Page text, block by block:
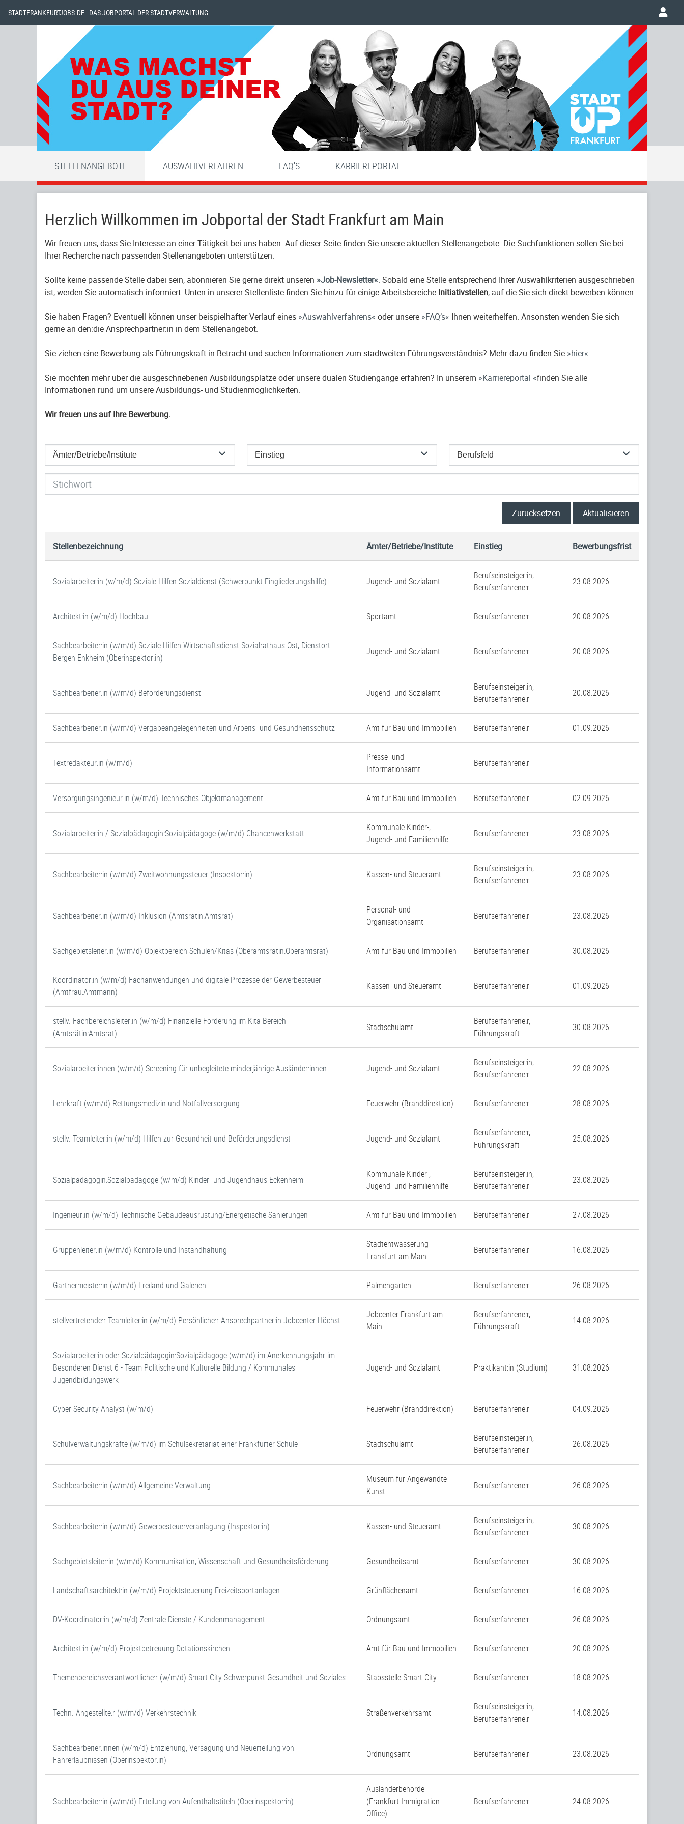
STADTFRANKFURTJOBS.DE - DAS JOBPORTAL DER STADTVERWALTUNG
STELLENANGEBOTE AUSWAHLVERFAHREN FAQ'S KARRIEREPORTAL
Herzlich Willkommen im Jobportal der Stadt Frankfurt am Main
Wir freuen uns, dass Sie Interesse an einer Tätigkeit bei uns haben. Auf dieser Seite finden Sie unsere aktuellen Stellenangebote. Die Suchfunktionen sollen Sie bei
Ihrer Recherche nach passenden Stellenangeboten unterstützen.
Sollte keine passende Stelle dabei sein, abonnieren Sie gerne direkt unseren Job-Newsletter . Sobald eine Stelle entsprechend Ihrer Auswahlkriterien ausgeschrieben
ist, werden Sie automatisch informiert. Unten in unserer Stellenliste finden Sie hinzu für einige Arbeitsbereiche Initiativstellen, auf die Sie sich direkt bewerben können.
Sie haben Fragen? Eventuell können unser beispielhafter Verlauf eines Auswahlverfahrens oder unsere FAQ’s Ihnen weiterhelfen. Ansonsten wenden Sie sich
gerne an den:die Ansprechpartner:in in dem Stellenangebot.
Sie ziehen eine Bewerbung als Führungskraft in Betracht und suchen Informationen zum stadtweiten Führungsverständnis? Mehr dazu finden Sie hier .
Sie möchten mehr über die ausgeschriebenen Ausbildungsplätze oder unsere dualen Studiengänge erfahren? In unserem Karriereportal finden Sie alle
Informationen rund um unsere Ausbildungs- und Studienmöglichkeiten.
Wir freuen uns auf Ihre Bewerbung.
Ämter/Betriebe/Institute Einstieg Berufsfeld
Zurücksetzen Aktualisieren
Stellenbezeichnung Ämter/Betriebe/Institute Einstieg Bewerbungsfrist
Sozialarbeiter:in (w/m/d) Soziale Hilfen Sozialdienst (Schwerpunkt Eingliederungshilfe) Jugend- und Sozialamt
Berufseinsteiger:in,
Berufserfahrene:r
23.08.2026
Architekt:in (w/m/d) Hochbau Sportamt Berufserfahrene:r 20.08.2026
Sachbearbeiter:in (w/m/d) Soziale Hilfen Wirtschaftsdienst Sozialrathaus Ost, Dienstort
Bergen-Enkheim (Oberinspektor:in)
Jugend- und Sozialamt Berufserfahrene:r 20.08.2026
Sachbearbeiter:in (w/m/d) Beförderungsdienst Jugend- und Sozialamt
Berufseinsteiger:in,
Berufserfahrene:r
20.08.2026
Sachbearbeiter:in (w/m/d) Vergabeangelegenheiten und Arbeits- und Gesundheitsschutz Amt für Bau und Immobilien Berufserfahrene:r 01.09.2026
Textredakteur:in (w/m/d)
Presse- und
Informationsamt
Berufserfahrene:r
Versorgungsingenieur:in (w/m/d) Technisches Objektmanagement Amt für Bau und Immobilien Berufserfahrene:r 02.09.2026
Sozialarbeiter:in / Sozialpädagogin:Sozialpädagoge (w/m/d) Chancenwerkstatt
Kommunale Kinder-,
Jugend- und Familienhilfe
Berufserfahrene:r 23.08.2026
Sachbearbeiter:in (w/m/d) Zweitwohnungssteuer (Inspektor:in) Kassen- und Steueramt
Berufseinsteiger:in,
Berufserfahrene:r
23.08.2026
Sachbearbeiter:in (w/m/d) Inklusion (Amtsrätin:Amtsrat)
Personal- und
Organisationsamt
Berufserfahrene:r 23.08.2026
Sachgebietsleiter:in (w/m/d) Objektbereich Schulen/Kitas (Oberamtsrätin:Oberamtsrat) Amt für Bau und Immobilien Berufserfahrene:r 30.08.2026
Koordinator:in (w/m/d) Fachanwendungen und digitale Prozesse der Gewerbesteuer
(Amtfrau:Amtmann)
Kassen- und Steueramt Berufserfahrene:r 01.09.2026
stellv. Fachbereichsleiter:in (w/m/d) Finanzielle Förderung im Kita-Bereich
(Amtsrätin:Amtsrat)
Stadtschulamt
Berufserfahrene:r,
Führungskraft
30.08.2026
Sozialarbeiter:innen (w/m/d) Screening für unbegleitete minderjährige Ausländer:innen Jugend- und Sozialamt
Berufseinsteiger:in,
Berufserfahrene:r
22.08.2026
Lehrkraft (w/m/d) Rettungsmedizin und Notfallversorgung Feuerwehr (Branddirektion) Berufserfahrene:r 28.08.2026
stellv. Teamleiter:in (w/m/d) Hilfen zur Gesundheit und Beförderungsdienst Jugend- und Sozialamt
Berufserfahrene:r,
Führungskraft
25.08.2026
Sozialpädagogin:Sozialpädagoge (w/m/d) Kinder- und Jugendhaus Eckenheim
Kommunale Kinder-,
Jugend- und Familienhilfe
Berufseinsteiger:in,
Berufserfahrene:r
23.08.2026
Ingenieur:in (w/m/d) Technische Gebäudeausrüstung/Energetische Sanierungen Amt für Bau und Immobilien Berufserfahrene:r 27.08.2026
Gruppenleiter:in (w/m/d) Kontrolle und Instandhaltung
Stadtentwässerung
Frankfurt am Main
Berufserfahrene:r 16.08.2026
Gärtnermeister:in (w/m/d) Freiland und Galerien Palmengarten Berufserfahrene:r 26.08.2026
stellvertretende:r Teamleiter:in (w/m/d) Persönliche:r Ansprechpartner:in Jobcenter Höchst
Jobcenter Frankfurt am
Main
Berufserfahrene:r,
Führungskraft
14.08.2026
Sozialarbeiter:in oder Sozialpädagogin:Sozialpädagoge (w/m/d) im Anerkennungsjahr im
Besonderen Dienst 6 - Team Politische und Kulturelle Bildung / Kommunales
Jugendbildungswerk
Jugend- und Sozialamt Praktikant:in (Studium) 31.08.2026
Cyber Security Analyst (w/m/d) Feuerwehr (Branddirektion) Berufserfahrene:r 04.09.2026
Schulverwaltungskräfte (w/m/d) im Schulsekretariat einer Frankfurter Schule Stadtschulamt
Berufseinsteiger:in,
Berufserfahrene:r
26.08.2026
Sachbearbeiter:in (w/m/d) Allgemeine Verwaltung
Museum für Angewandte
Kunst
Berufserfahrene:r 26.08.2026
Sachbearbeiter:in (w/m/d) Gewerbesteuerveranlagung (Inspektor:in) Kassen- und Steueramt
Berufseinsteiger:in,
Berufserfahrene:r
30.08.2026
Sachgebietsleiter:in (w/m/d) Kommunikation, Wissenschaft und Gesundheitsförderung Gesundheitsamt Berufserfahrene:r 30.08.2026
Landschaftsarchitekt:in (w/m/d) Projektsteuerung Freizeitsportanlagen Grünflächenamt Berufserfahrene:r 16.08.2026
DV-Koordinator:in (w/m/d) Zentrale Dienste / Kundenmanagement Ordnungsamt Berufserfahrene:r 26.08.2026
Architekt:in (w/m/d) Projektbetreuung Dotationskirchen Amt für Bau und Immobilien Berufserfahrene:r 20.08.2026
Themenbereichsverantwortliche:r (w/m/d) Smart City Schwerpunkt Gesundheit und Soziales Stabsstelle Smart City Berufserfahrene:r 18.08.2026
Techn. Angestellte:r (w/m/d) Verkehrstechnik Straßenverkehrsamt
Berufseinsteiger:in,
Berufserfahrene:r
14.08.2026
Sachbearbeiter:innen (w/m/d) Entziehung, Versagung und Neuerteilung von
Fahrerlaubnissen (Oberinspektor:in)
Ordnungsamt Berufserfahrene:r 23.08.2026
Sachbearbeiter:in (w/m/d) Erteilung von Aufenthaltstiteln (Oberinspektor:in)
Ausländerbehörde
(Frankfurt Immigration
Office)
Berufserfahrene:r 24.08.2026